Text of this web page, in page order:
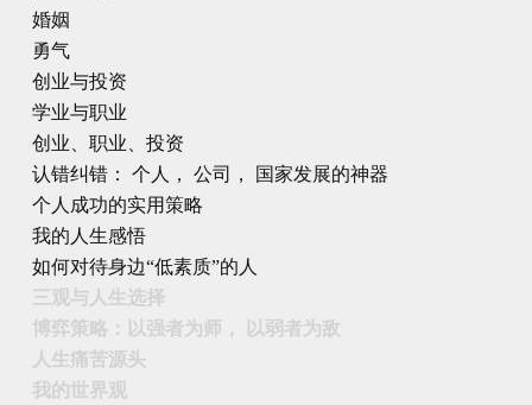
婚姻
勇气
创业与投资
学业与职业
创业、职业、投资
认错纠错： 个人， 公司， 国家发展的神器
个人成功的实用策略
我的人生感悟
如何对待身边“低素质”的人
三观与人生选择
博弈策略：以强者为师， 以弱者为敌
人生痛苦源头
我的世界观